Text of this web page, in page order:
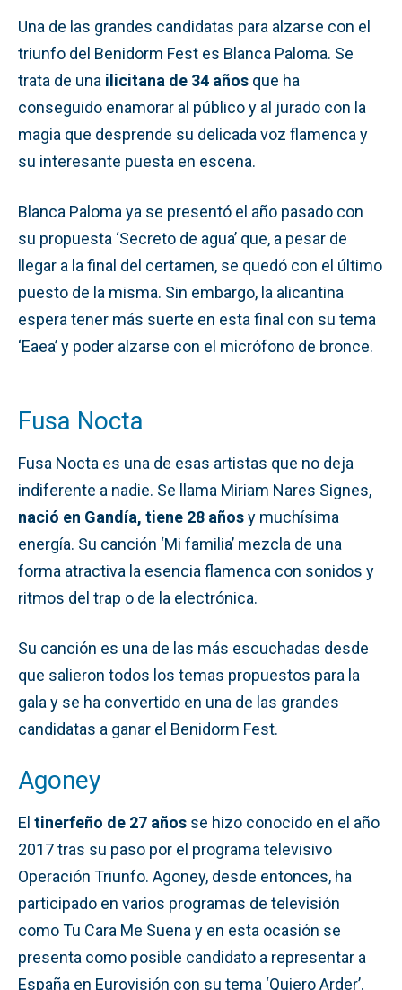
Una de las grandes candidatas para alzarse con el
triunfo del Benidorm Fest es Blanca Paloma. Se
trata de una ilicitana de 34 años que ha
conseguido enamorar al público y al jurado con la
magia que desprende su delicada voz flamenca y
su interesante puesta en escena.
Blanca Paloma ya se presentó el año pasado con
su propuesta ‘Secreto de agua’ que, a pesar de
llegar a la final del certamen, se quedó con el último
puesto de la misma. Sin embargo, la alicantina
espera tener más suerte en esta final con su tema
‘Eaea’ y poder alzarse con el micrófono de bronce.
Fusa Nocta
Fusa Nocta es una de esas artistas que no deja
indiferente a nadie. Se llama Miriam Nares Signes,
nació en Gandía, tiene 28 añosy muchísima
energía. Su canción ‘Mi familia’ mezcla de una
forma atractiva la esencia flamenca con sonidos y
ritmos del trap o de la electrónica.
Su canción es una de las más escuchadas desde
que salieron todos los temas propuestos para la
gala y se ha convertido en una de las grandes
candidatas a ganar el Benidorm Fest.
Agoney
El tinerfeño de 27 años se hizo conocido en el año
2017 tras su paso por el programa televisivo
Operación Triunfo. Agoney, desde entonces, ha
participado en varios programas de televisión
como Tu Cara Me Suena y en esta ocasión se
presenta como posible candidato a representar a
España en Eurovisión con su tema ‘Quiero Arder’.